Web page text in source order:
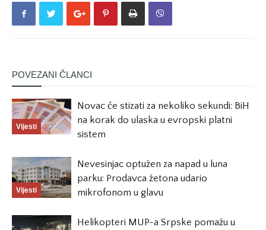
POVEZANI ČLANCI
Vijesti
Novac će stizati za nekoliko sekundi: BiH
na korak do ulaska u evropski platni
sistem
Vijesti
Nevesinjac optužen za napad u luna
parku: Prodavca žetona udario
mikrofonom u glavu
Helikopteri MUP-a Srpske pomažu u